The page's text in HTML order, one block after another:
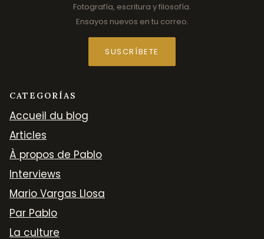
Fotografía, escritura y filosofía.
Ensayos nuevos en tu correo.
SUSCRÍBETE
CATEGORÍAS
Accueil du blog
Articles
À propos de Pablo
Interviews
Mario Vargas Llosa
Par Pablo
La culture